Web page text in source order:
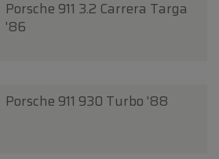
Porsche 911 3.2 Carrera Targa
'86
Porsche 911 930 Turbo '88